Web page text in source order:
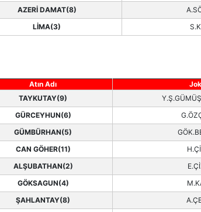
AZERİ DAMAT(8)
LİMA(3)
Atın Adı
TAYKUTAY(9)
GÜRCEYHUN(6)
GÜMBÜRHAN(5)
CAN GÖHER(11)
ALŞUBATHAN(2)
GÖKSAGUN(4)
ŞAHLANTAY(8)